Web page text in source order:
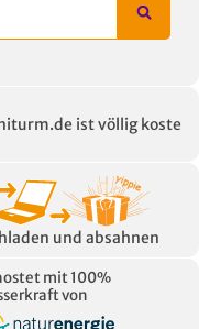
ist völlig koste
und absahnen
mit 100%
von